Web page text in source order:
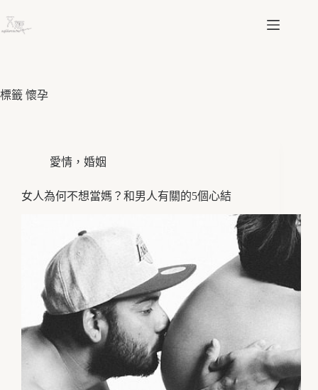
至
容
標籤 懷孕
愛情，婚姻
女人為何不想當媽？和男人有關的5個心結